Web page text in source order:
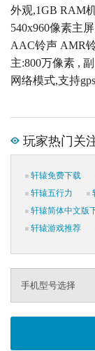
外观,1GB RAM
540x960像素主
AAC铃声 AMR
主:800万像素 ,
网络模式,支持gps
玩家热门关
轩辕免费下载
轩辕五行力
轩辕简体中文版
轩辕游戏推荐
手机型号选择